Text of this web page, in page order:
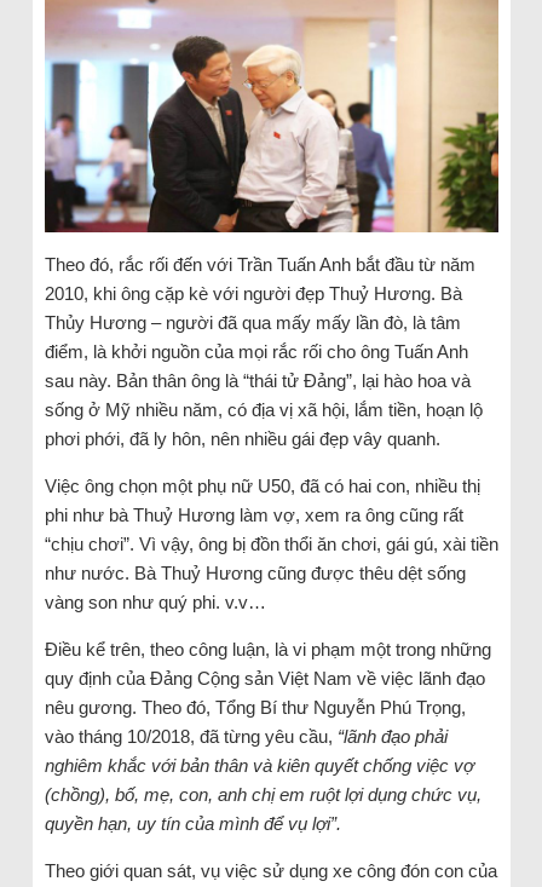
Theo đó, rắc rối đến với Trần Tuấn Anh bắt đầu từ năm
2010, khi ông cặp kè với người đẹp Thuỷ Hương. Bà
Thủy Hương – người đã qua mấy mấy lần đò, là tâm
điểm, là khởi nguồn của mọi rắc rối cho ông Tuấn Anh
sau này. Bản thân ông là “thái tử Đảng”, lại hào hoa và
sống ở Mỹ nhiều năm, có địa vị xã hội, lắm tiền, hoạn lộ
phơi phới, đã ly hôn, nên nhiều gái đẹp vây quanh.
Việc ông chọn một phụ nữ U50, đã có hai con, nhiều thị
phi như bà Thuỷ Hương làm vợ, xem ra ông cũng rất
“chịu chơi”. Vì vậy, ông bị đồn thổi ăn chơi, gái gú, xài tiền
như nước. Bà Thuỷ Hương cũng được thêu dệt sống
vàng son như quý phi. v.v…
Điều kể trên, theo công luận, là vi phạm một trong những
quy định của Đảng Cộng sản Việt Nam về việc lãnh đạo
nêu gương. Theo đó, Tổng Bí thư Nguyễn Phú Trọng,
vào tháng 10/2018, đã từng yêu cầu, “lãnh đạo phải
nghiêm khắc với bản thân và kiên quyết chống việc vợ
(chồng), bố, mẹ, con, anh chị em ruột lợi dụng chức vụ,
quyền hạn, uy tín của mình để vụ lợi”.
Theo giới quan sát, vụ việc sử dụng xe công đón con của